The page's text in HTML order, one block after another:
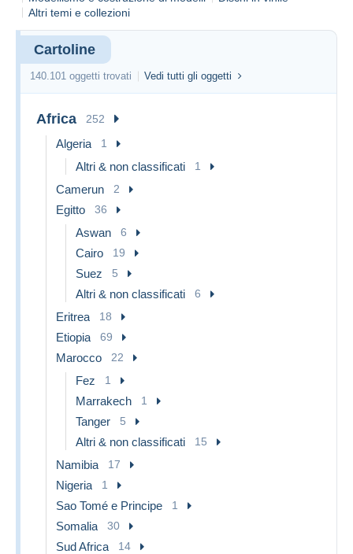
Altri temi e collezioni
Cartoline
140.101 oggetti trovati Vedi tutti gli oggetti
Africa 252
Algeria 1
Altri & non classificati 1
Camerun 2
Egitto 36
Aswan 6
Cairo 19
Suez 5
Altri & non classificati 6
Eritrea 18
Etiopia 69
Marocco 22
Fez 1
Marrakech 1
Tanger 5
Altri & non classificati 15
Namibia 17
Nigeria 1
Sao Tomé e Principe 1
Somalia 30
Sud Africa 14